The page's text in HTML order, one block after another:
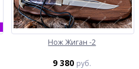
Нож Жиган -2
9 380 руб.